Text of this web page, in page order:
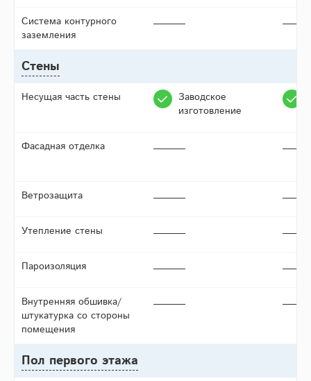
Система контурного
заземления
Стены
Несущая часть стены
Заводское
изготовление
Фасадная отделка
Ветрозащита
Утепление стены
Пароизоляция
Внутренняя обшивка/
штукатурка со стороны
помещения
Пол первого этажа